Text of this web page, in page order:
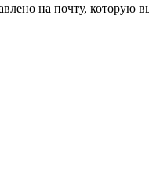
на почту,